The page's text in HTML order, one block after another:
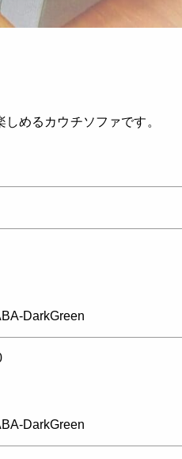
めるカウチソファです。
DarkGreen
DarkGreen